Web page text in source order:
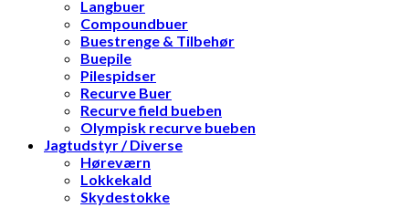
Langbuer
Compoundbuer
Buestrenge & Tilbehør
Buepile
Pilespidser
Recurve Buer
Recurve field bueben
Olympisk recurve bueben
Jagtudstyr / Diverse
Høreværn
Lokkekald
Skydestokke